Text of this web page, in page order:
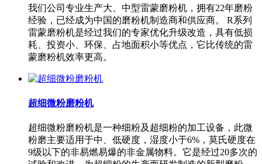
我们公司专业生产大、中型雷蒙磨粉机，拥有22年磨粉
经验，已经成为中国的磨粉机制造商和供应商。 R系列
雷蒙磨粉机是经过我们的专家优化升级改造，具有低损
耗、投资小、环保、占地面积小等优点，它比传统的雷
蒙磨粉机效率更高。
超细微粉磨粉机
超细微粉磨粉机是一种细粉及超细粉的加工设备，此微
粉磨主要适用于中、低硬度，湿度小于6%，莫氏硬度在
9级以下的非易燃易爆的非金属物料。它是经过20多次的